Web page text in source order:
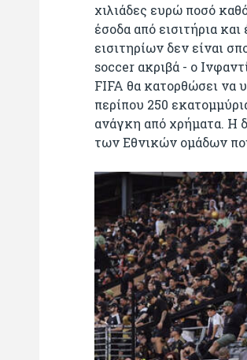
χιλιάδες ευρώ ποσό
έσοδα από εισιτήρια
εισιτηρίων δεν είναι
soccer ακριβά - o
FIFA θα κατορθώσει να
περίπου 250
ανάγκη από χρήματα. Η
των Εθνικών ομάδων